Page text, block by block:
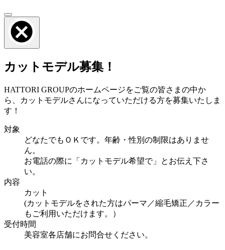
カットモデル募集！
HATTORI GROUPのホームページをご覧の皆さまの中か
ら、カットモデルさんになっていただける方を募集いたしま
す！
対象
どなたでもＯＫです。年齢・性別の制限はありませ
ん。
お電話の際に「カットモデル希望で」とお伝え下さ
い。
内容
カット
(カットモデルをされた方はパーマ／縮毛矯正／カラー
もご利用いただけます。）
受付時間
美容室各店舗にお問合せください。